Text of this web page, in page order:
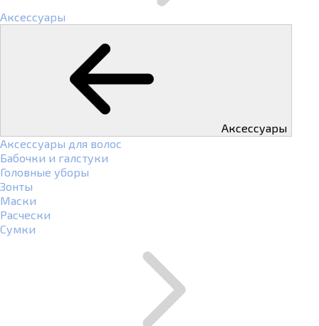
Аксессуары
Аксессуары
Аксессуары для волос
Бабочки и галстуки
Головные уборы
Зонты
Маски
Расчески
Сумки